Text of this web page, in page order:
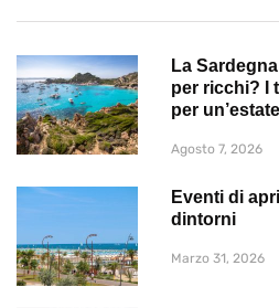
La
per ricchi? I
per
Agosto 7, 2026
Eventi di
dintorni
Marzo 31, 2026